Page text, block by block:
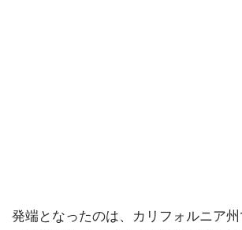
発端となったのは、カリフォルニア